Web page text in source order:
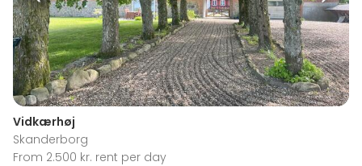
Vidkærhøj
Skanderborg
From 2.500 kr. rent per day